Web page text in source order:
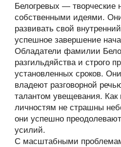
Белогревых — творческие
собственными идеями.
развивать свой
успешное завершение
Обладатели фамилии
разгильдяйства и строго
установленных сроков.
владеют разговорной
талантом увещевания. Как
личностям не страшны
они успешно
усилий.
С масштабными